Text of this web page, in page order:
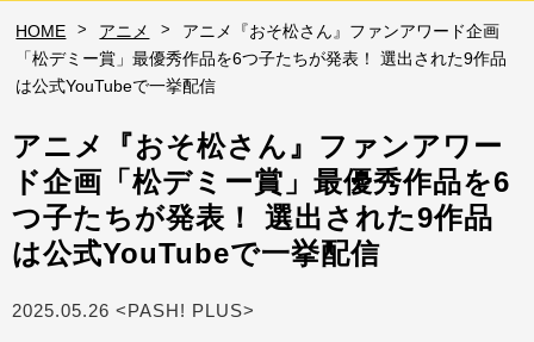
HOME > アニメ >
アニメ『おそ松さん』ファンアワード企画
「松デミー賞」最優秀作品を6つ子たちが発表！ 選出された9作品
は公式YouTubeで一挙配信
アニメ『おそ松さん』ファンアワー
ド企画「松デミー賞」最優秀作品を6
つ子たちが発表！ 選出された9作品
は公式YouTubeで一挙配信
2025.05.26 <PASH! PLUS>